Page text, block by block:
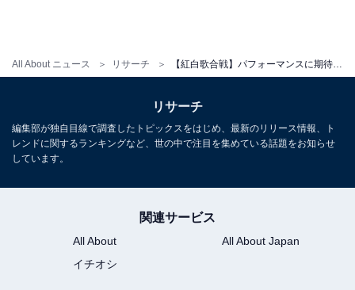
All About ニュース リサーチ
Amazonで見る
椎名林檎さんの商品をAmazonで見る
リサーチ
編集部が独自目線で調査したトピックスをはじめ、最新のリリース情報、ト
レンドに関するランキングなど、世の中で注目を集めている話題をお知らせ
しています。
関連サービス
All About
All About Japan
イチオシ